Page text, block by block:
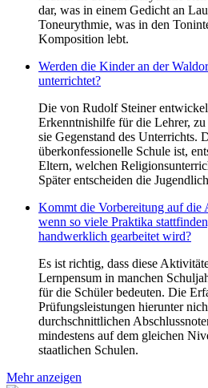
dar, was in einem Gedicht an
Toneurythmie, was in den
Komposition lebt.
Werden die Kinder an der
unterrichtet?
Die von Rudolf Steiner
Erkenntnishilfe für die Lehrer,
sie Gegenstand des Unterrichts.
überkonfessionelle Schule ist,
Eltern, welchen
Später entscheiden die
Kommt die Vorbereitung auf die
wenn so viele Praktika
handwerklich gearbeitet wird?
Es ist richtig, dass diese
Lernpensum in manchen
für die Schüler bedeuten. Die
Prüfungsleistungen hierunter
durchschnittlichen
mindestens auf dem gleichen
staatlichen Schulen.
Mehr anzeigen